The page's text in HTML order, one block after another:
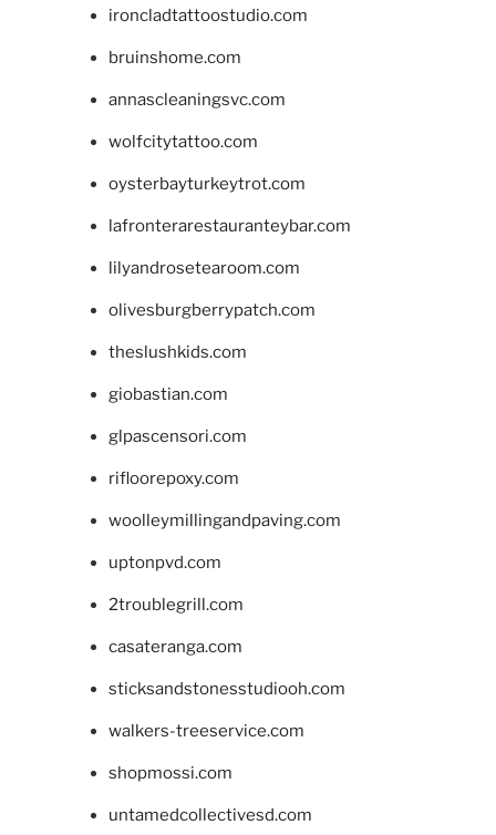
ironcladtattoostudio.com
bruinshome.com
annascleaningsvc.com
wolfcitytattoo.com
oysterbayturkeytrot.com
lafronterarestauranteybar.com
lilyandrosetearoom.com
olivesburgberrypatch.com
theslushkids.com
giobastian.com
glpascensori.com
rifloorepoxy.com
woolleymillingandpaving.com
uptonpvd.com
2troublegrill.com
casateranga.com
sticksandstonesstudiooh.com
walkers-treeservice.com
shopmossi.com
untamedcollectivesd.com